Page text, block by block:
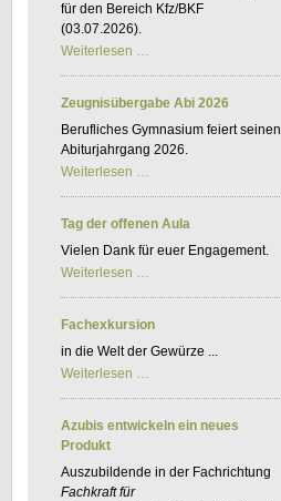
für den Bereich Kfz/BKF
(03.07.2026).
Weiterlesen …
Kfz-
BKF
Zeugnisübergabe Abi 2026
Berufliches Gymnasium feiert seinen
Abiturjahrgang 2026.
Weiterlesen …
2026
Tag der offenen Aula
Vielen Dank für euer Engagement.
Weiterlesen …
offenen
Aula
Fachexkursion
in die Welt der Gewürze ...
Weiterlesen …
Azubis entwickeln ein neues
Produkt
Auszubildende in der Fachrichtung
Fachkraft für